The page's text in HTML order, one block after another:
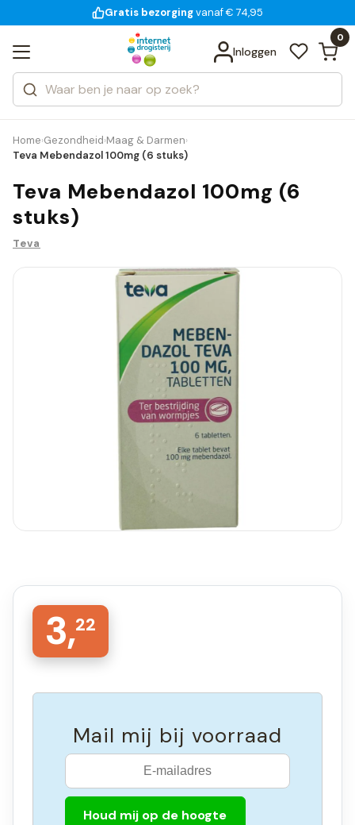
voor 18:00 uur besteld
Gratis bezorging
14 dagen bedenktijd
Inloggen
0
Zoeken
Categorieën
Merken
Bekijk alle resultaten
Home›Gezondheid›Maag & Darmen›
Teva Mebendazol 100mg (6 stuks)
Teva Mebendazol 100mg (6
stuks)
Teva
3,22
Mail mij bij voorraad
Houd mij op de hoogte